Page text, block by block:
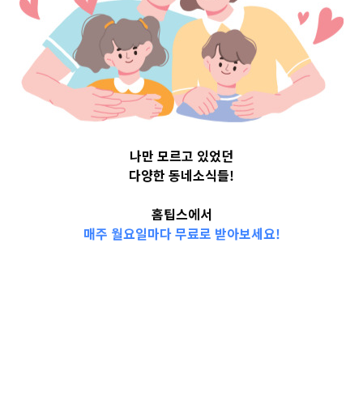
2023-10-16
readybaby-admin
나만 모르고 있었던
다양한 동네소식들!
홈팁스에서
매주 월요일마다 무료로 받아보세요!